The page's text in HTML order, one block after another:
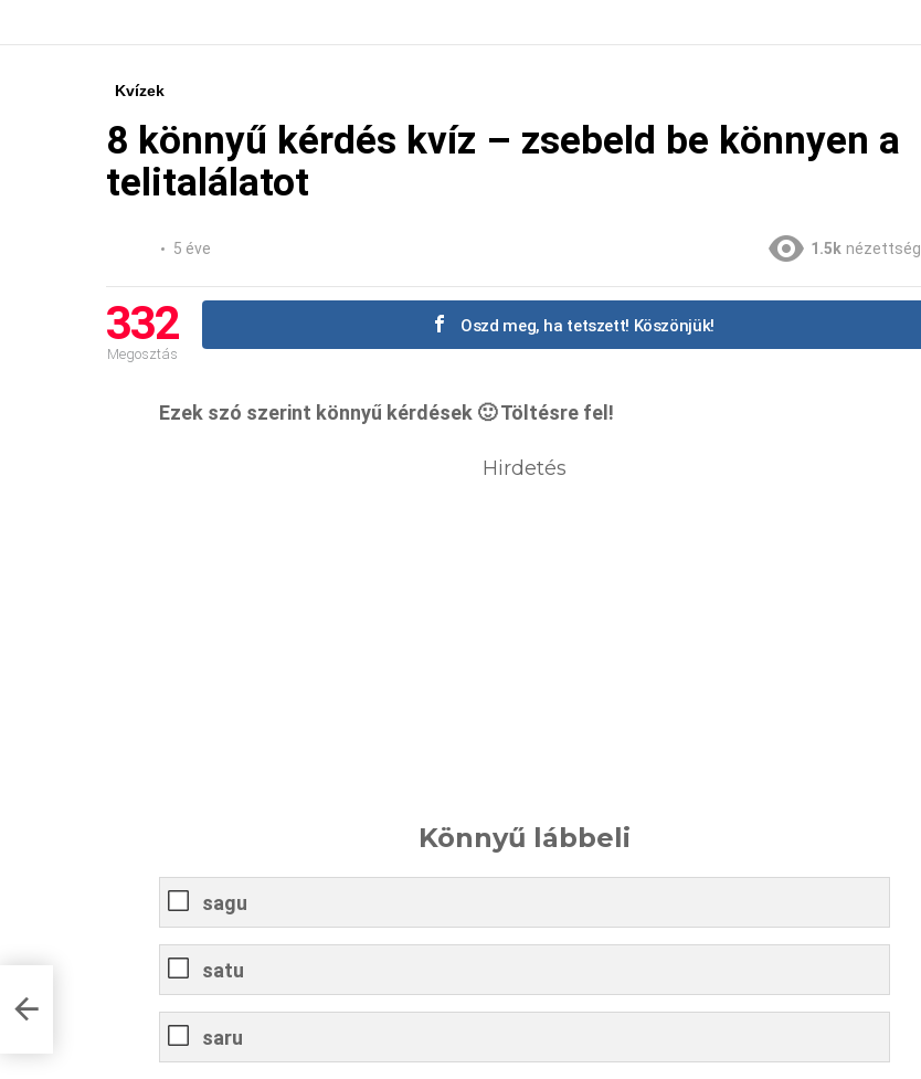
Kvízek
8 könnyű kérdés kvíz – zsebeld be könnyen a
telitalálatot
5 éve 1.5k nézettség
332
Megosztás
Oszd meg, ha tetszett! Köszönjük!
Ezek szó szerint könnyű kérdések 🙂 Töltésre fel!
Hirdetés
Könnyű lábbeli
sagu
satu
saru